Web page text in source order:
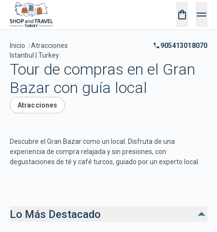
Inicio Atracciones
905413018070
Istanbul | Turkey
Tour de compras en el Gran
Bazar con guía local
Atracciones
Descubre el Gran Bazar como un local. Disfruta de una
experiencia de compra relajada y sin presiones, con
degustaciones de té y café turcos, guiado por un experto local.
Lo Más Destacado